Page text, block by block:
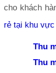
cho khách
rẻ tại khu vực
Thu
Thu